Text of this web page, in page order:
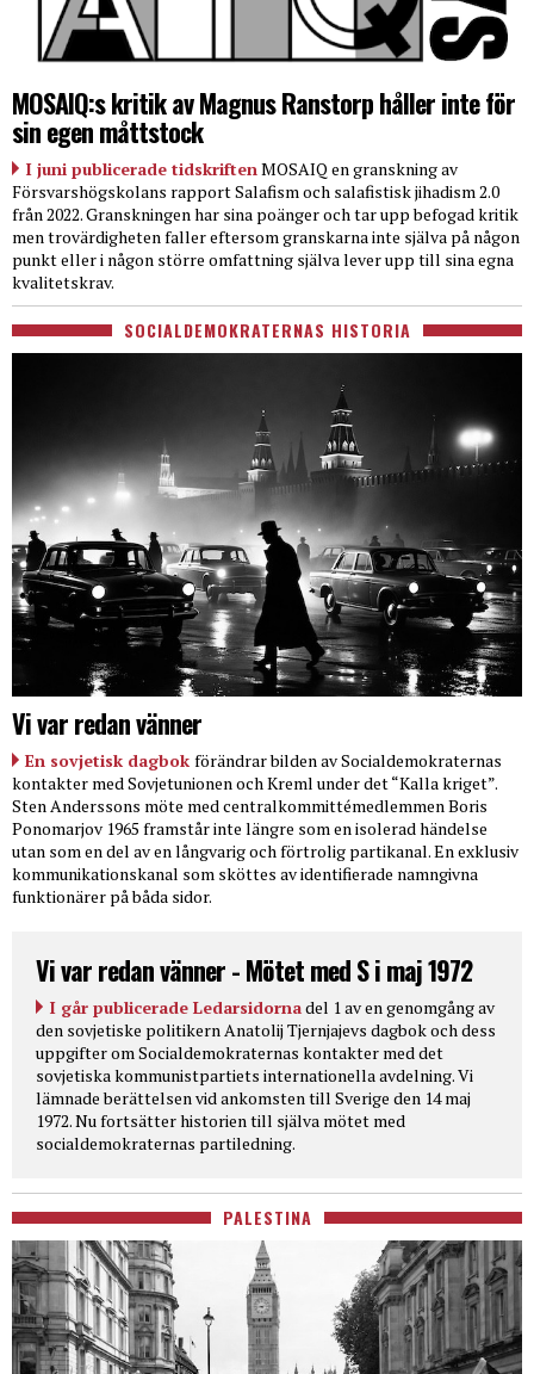
MOSAIQ:s kritik av Magnus Ranstorp håller inte för
sin egen måttstock
I juni publicerade tidskriftenMOSAIQ en granskning av
Försvarshögskolans rapport Salafism och salafistisk jihadism 2.0
från 2022. Granskningen har sina poänger och tar upp befogad kritik
men trovärdigheten faller eftersom granskarna inte själva på någon
punkt eller i någon större omfattning själva lever upp till sina egna
kvalitetskrav.
SOCIALDEMOKRATERNAS HISTORIA
Vi var redan vänner
En sovjetisk dagbok förändrar bilden av Socialdemokraternas
kontakter med Sovjetunionen och Kreml under det “Kalla kriget”.
Sten Anderssons möte med centralkommittémedlemmen Boris
Ponomarjov 1965 framstår inte längre som en isolerad händelse
utan som en del av en långvarig och förtrolig partikanal. En exklusiv
kommunikationskanal som sköttes av identifierade namngivna
funktionärer på båda sidor.
Vi var redan vänner - Mötet med S i maj 1972
I går publicerade Ledarsidornadel 1 av en genomgång av
den sovjetiske politikern Anatolij Tjernjajevs dagbok och dess
uppgifter om Socialdemokraternas kontakter med det
sovjetiska kommunistpartiets internationella avdelning. Vi
lämnade berättelsen vid ankomsten till Sverige den 14 maj
1972. Nu fortsätter historien till själva mötet med
socialdemokraternas partiledning.
PALESTINA